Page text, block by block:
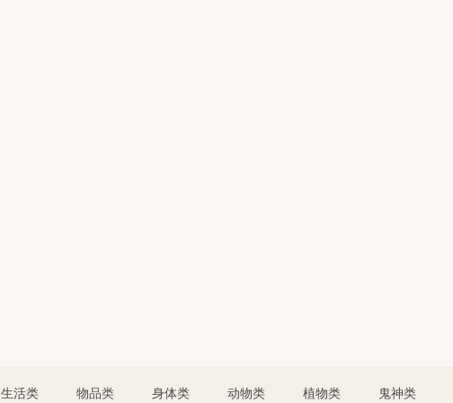
生活类 物品类 身体类 动物类 植物类 鬼神类